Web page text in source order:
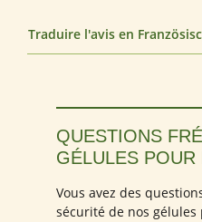
Traduire l'avis en
QUESTIONS
GÉLULES
Vous avez des
sécurité de nos